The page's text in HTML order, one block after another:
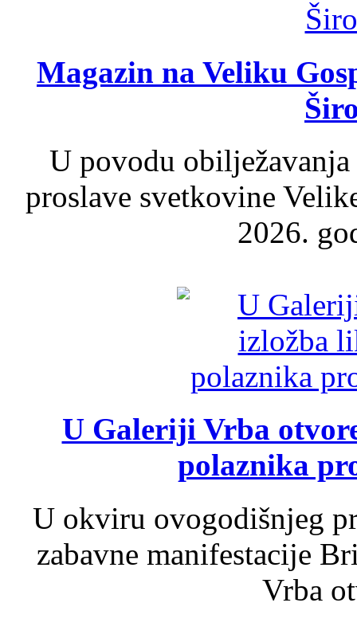
Magazin na Veliku
U povodu
proslave svetkovine
2026.
U Galeriji Vrba
polaznika
U okviru ovogodišnjeg
zabavne manifestacije
Vrba